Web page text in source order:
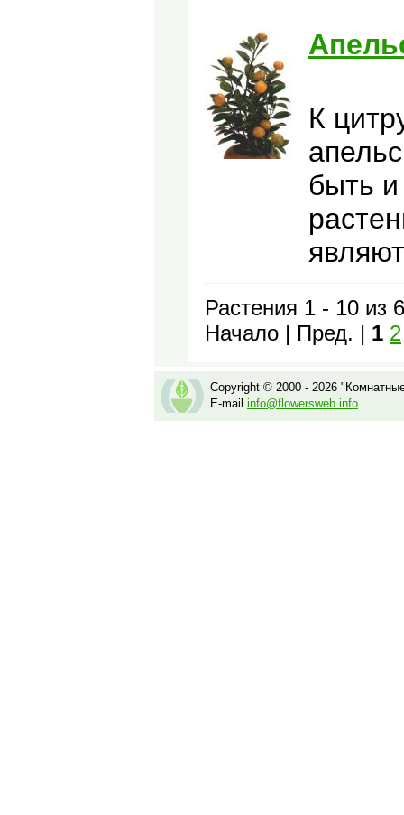
К
быть
Растения 1 - 10 из
Начало | Пред. | 1 2
Copyright © 2000 - 2026
E-mail info@flowersweb.info.